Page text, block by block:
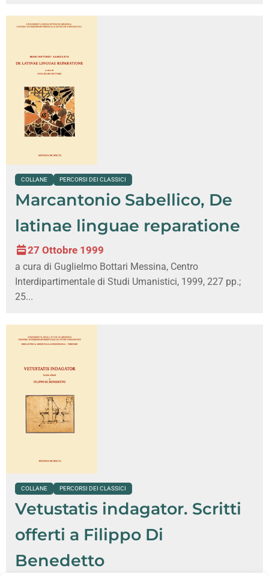
COLLANE PERCORSI DEI CLASSICI
Marcantonio Sabellico, De
latinae linguae reparatione
27 Ottobre 1999
a cura di Guglielmo Bottari Messina, Centro
Interdipartimentale di Studi Umanistici, 1999, 227 pp.;
25...
COLLANE PERCORSI DEI CLASSICI
Vetustatis indagator. Scritti
offerti a Filippo Di
Benedetto